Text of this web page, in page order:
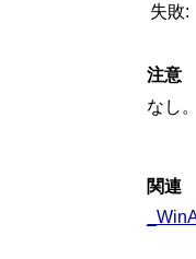
失敗:
注意
なし。
関連